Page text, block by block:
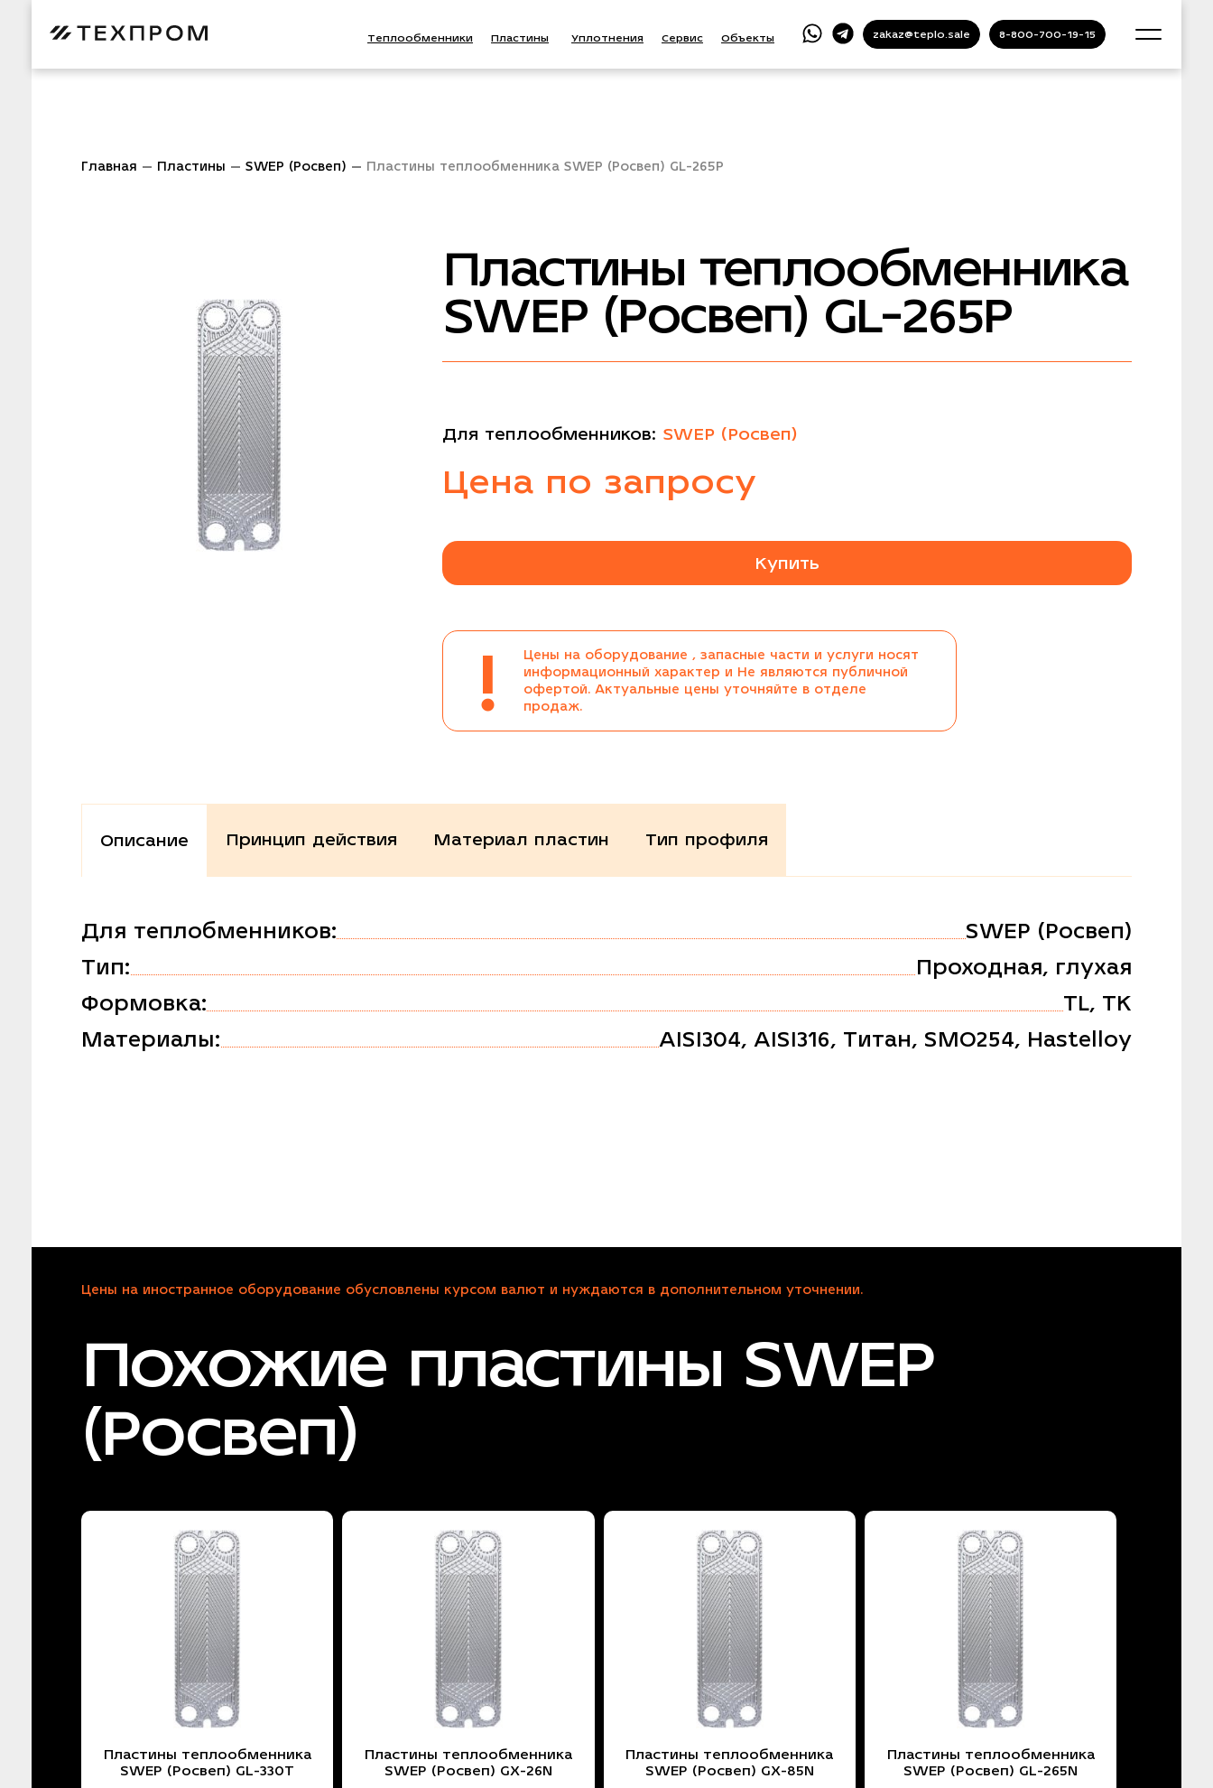
Теплообменники Пластины Уплотнения Сервис Объекты zakaz@teplo.sale 8-800-700-19-15
Главная Пластины SWEP (Росвеп) Пластины теплообменника SWEP (Росвеп) GL-265P
Пластины теплообменника
SWEP (Росвеп) GL-265P
Для теплообменников: SWEP (Росвеп)
Цена по запросу
Купить
!
Цены на оборудование , запасные части и услуги носят
информационный характер и Не являются публичной
офертой. Актуальные цены уточняйте в отделе
продаж.
Описание Принцип действия Материал пластин Тип профиля
Для теплобменников:
SWEP (Росвеп)
Тип:
Проходная, глухая
Формовка:
TL, TK
Материалы:
AISI304, AISI316, Титан, SMO254, Hastelloy
Цены на иностранное оборудование обусловлены курсом валют и нуждаются в дополнительном уточнении.
Похожие пластины SWEP
(Росвеп)
Пластины теплообменника
SWEP (Росвеп) GL-330T
Пластины теплообменника
SWEP (Росвеп) GX-26N
Пластины теплообменника
SWEP (Росвеп) GX-85N
Пластины теплообменника
SWEP (Росвеп) GL-265N